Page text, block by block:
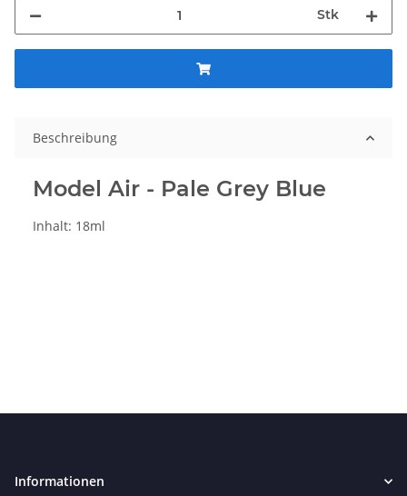
Stk
Beschreibung
Model Air - Pale Grey Blue
Inhalt: 18ml
Informationen